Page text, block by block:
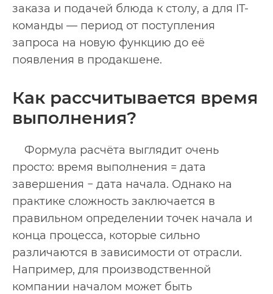
заказа и подачей блюда к столу, а для IT-
команды — период от поступления
запроса на новую функцию до её
появления в продакшене.
Как рассчитывается время
выполнения?
Формула расчёта выглядит очень
просто: время выполнения = дата
завершения − дата начала. Однако на
практике сложность заключается в
правильном определении точек начала и
конца процесса, которые сильно
различаются в зависимости от отрасли.
Например, для производственной
компании началом может быть